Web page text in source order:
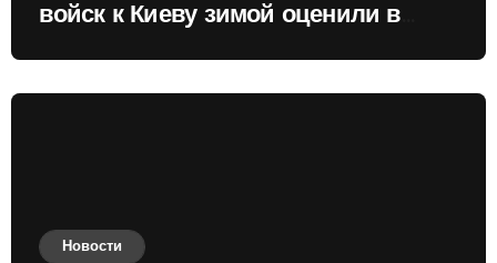
войск к Киеву зимой оценили в
Новости